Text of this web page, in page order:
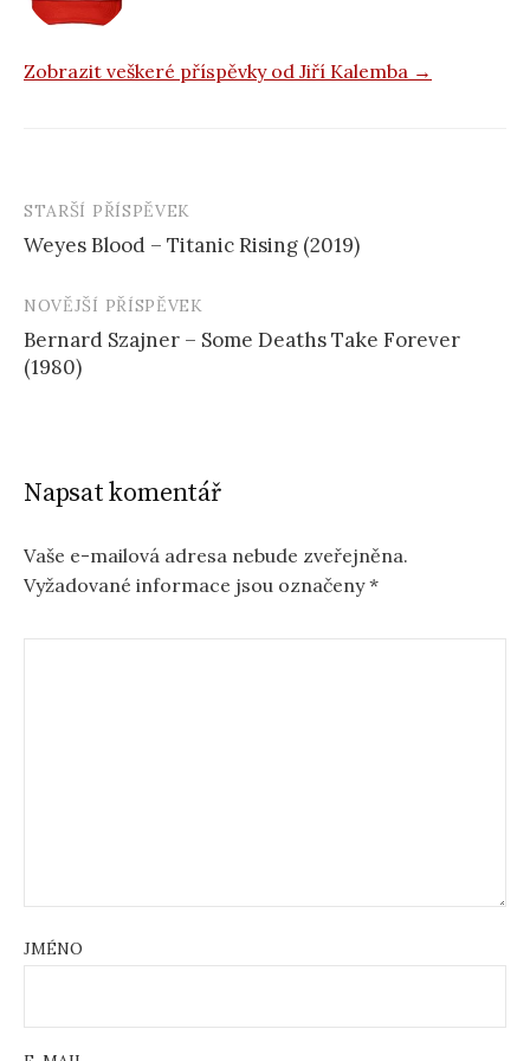
Zobrazit veškeré příspěvky od Jiří Kalemba →
Navigace
příspěvku
STARŠÍ PŘÍSPĚVEK
Weyes Blood – Titanic Rising (2019)
NOVĚJŠÍ PŘÍSPĚVEK
Bernard Szajner – Some Deaths Take Forever
(1980)
Napsat komentář
Vaše e-mailová adresa nebude zveřejněna.
Vyžadované informace jsou označeny*
JMÉNO